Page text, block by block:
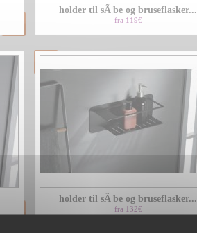
holder til sÃ¦be og bruseflasker...
fra 119€
holder til sÃ¦be og bruseflasker...
fra 132€